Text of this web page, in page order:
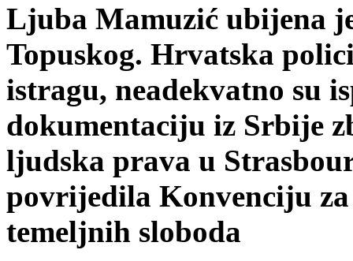
Ljuba Mamuzić ubijena
Topuskog. Hrvatska
istragu, neadekvatno su
dokumentaciju iz Srbije
ljudska prava u
povrijedila Konvenciju
temeljnih sloboda